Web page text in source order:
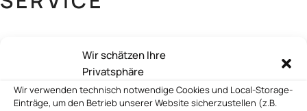
Wir schätzen Ihre
Privatsphäre
Wir verwenden technisch notwendige Cookies und Local-Storage-
Einträge, um den Betrieb unserer Website sicherzustellen (z.B.
GAIM SOLUTIONS GmbH